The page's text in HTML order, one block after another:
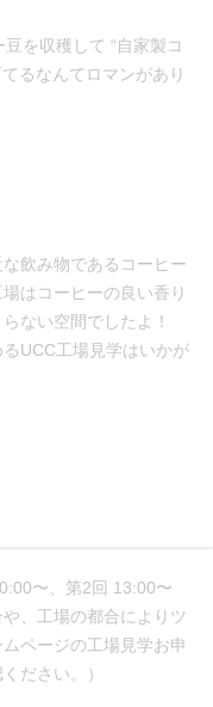
を収穫して “自家製コ
るなんてロマンがあり
飲み物であるコーヒー
はコーヒーの良い香り
ない空間でしたよ！
UCC工場見学はいかが
〜、第2回 13:00〜
、工場の都合によりツ
ページの工場見学お申
ださい。）